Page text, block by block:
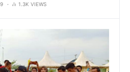
1.3K VIEWS